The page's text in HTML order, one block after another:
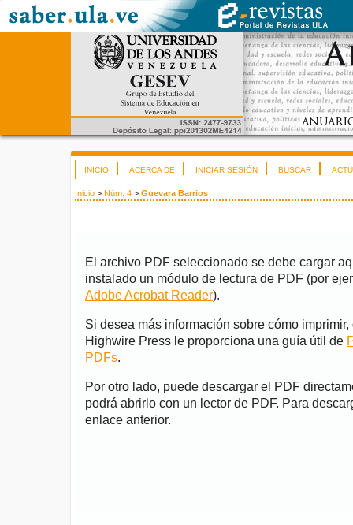
INICIO ACERCA DE INICIAR SESIÓN BUSCAR
Inicio > Núm. 4 > Guevara Barrios
El archivo PDF seleccionado se debe cargar
instalado un módulo de lectura de PDF (por
Adobe Acrobat Reader).
Si desea más información sobre cómo
Highwire Press le proporciona una guía útil de
PDFs.
Por otro lado, puede descargar el PDF
podrá abrirlo con un lector de PDF. Para
enlace anterior.